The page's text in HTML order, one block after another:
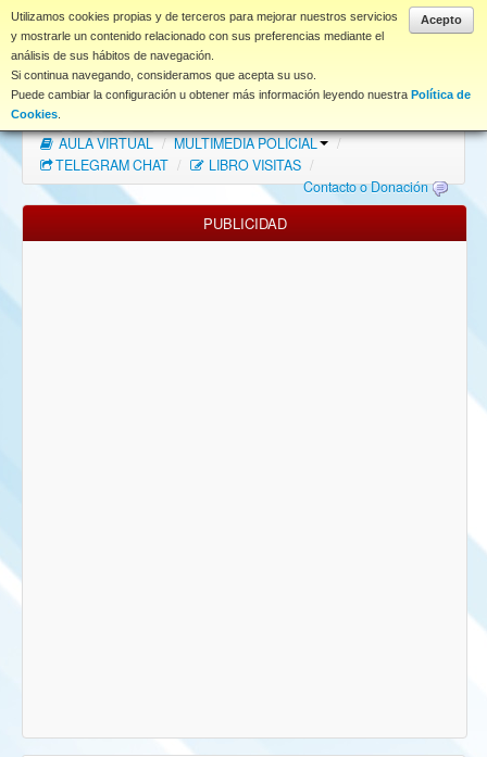
Acepto
Utilizamos cookies propias y de terceros para mejorar nuestros servicios
y mostrarle un contenido relacionado con sus preferencias mediante el
análisis de sus hábitos de navegación.
Si continua navegando, consideramos que acepta su uso.
Puede cambiar la configuración u obtener más información leyendo nuestra Política de
Cookies
www.coet.es
Portal
Índice Foros
FAQ
NORMAS FORO
Descargas
AULA VIRTUAL / MULTIMEDIA POLICIAL
/
TELEGRAM CHAT / LIBRO VISITAS /
Contacto o Donación
PUBLICIDAD